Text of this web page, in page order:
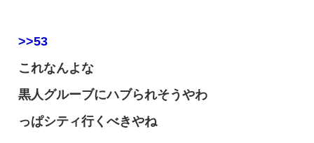
>>53
これなんよな
黒人グルーブにハブられそうやわ
っぱシティ行くべきやね